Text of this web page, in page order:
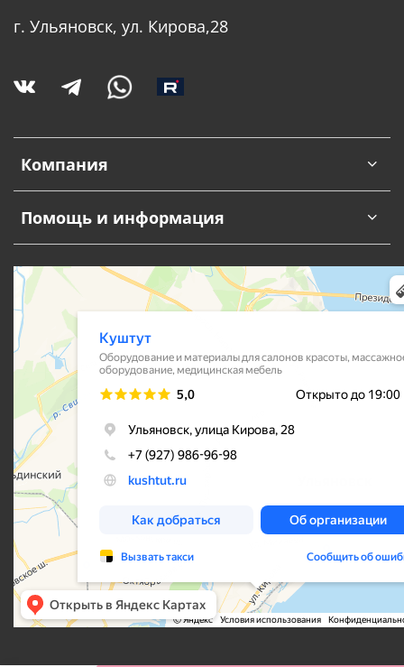
Компания
Помощь и информация
г. Ульяновск, ул. Кирова,28